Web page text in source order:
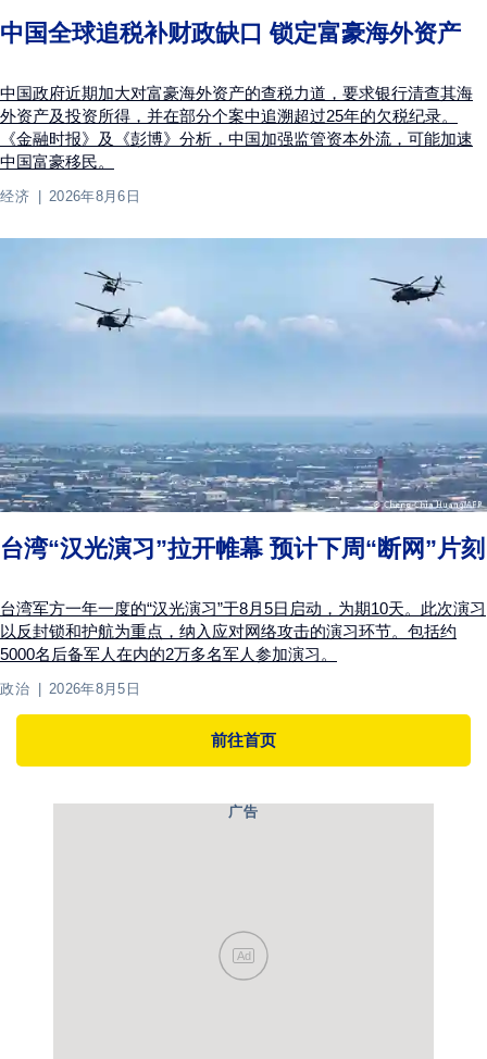
中国全球追税补财政缺口 锁定富豪海外资产
中国政府近期加大对富豪海外资产的查税力道，要求银行清查其海
外资产及投资所得，并在部分个案中追溯超过25年的欠税纪录。
《金融时报》及《彭博》分析，中国加强监管资本外流，可能加速
中国富豪移民。
经济 2026年8月6日
台湾“汉光演习”拉开帷幕 预计下周“断网”片刻
台湾军方一年一度的“汉光演习”于8月5日启动，为期10天。此次演习
以反封锁和护航为重点，纳入应对网络攻击的演习环节。包括约
5000名后备军人在内的2万多名军人参加演习。
政治 2026年8月5日
前往首页
广告
Ad